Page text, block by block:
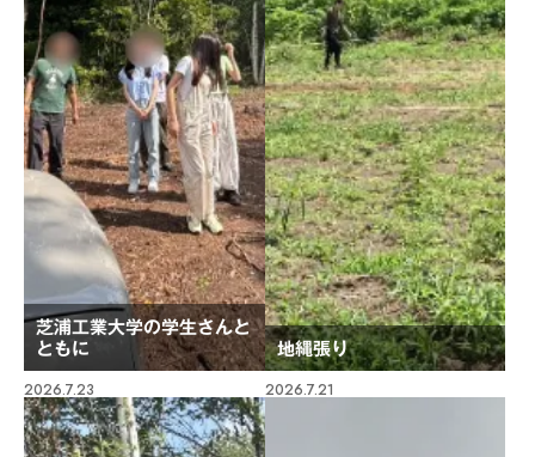
芝浦工業大学の学生さんと
ともに 地縄張り
2026.7.23 2026.7.21